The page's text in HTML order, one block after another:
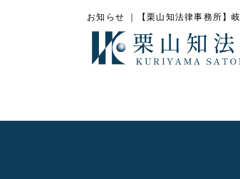
お知らせ ｜【栗山知法律事務所】